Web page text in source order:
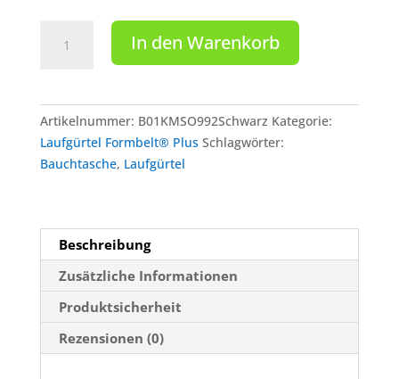
FORMBELT®
Laufgürtel
mit
Reißverschluss
Menge
In den Warenkorb
Artikelnummer: B01KMSO992Schwarz Kategorie:
Laufgürtel Formbelt® Plus Schlagwörter:
Bauchtasche, Laufgürtel
Beschreibung
Zusätzliche Informationen
Produktsicherheit
Rezensionen (0)